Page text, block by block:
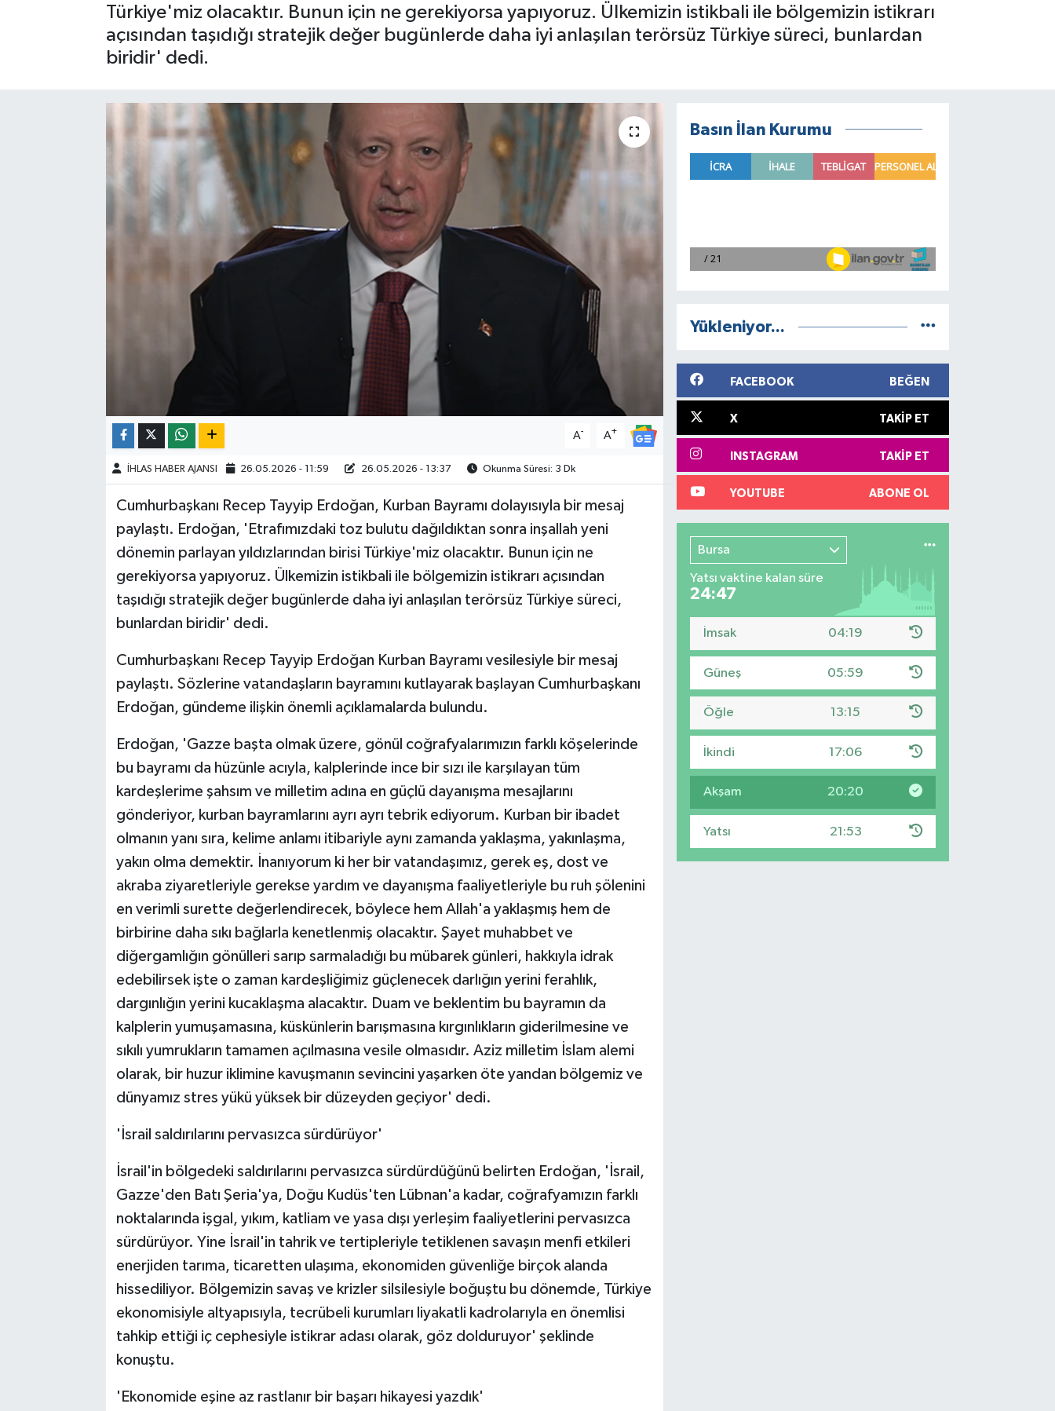
Türkiye'miz olacaktır. Bunun için ne gerekiyorsa yapıyoruz. Ülkemizin istikbali ile bölgemizin istikrarı
açısından taşıdığı stratejik değer bugünlerde daha iyi anlaşılan terörsüz Türkiye süreci, bunlardan
biridir' dedi.
A- A+
İHLAS HABER AJANSI 26.05.2026 - 11:59 26.05.2026 - 13:37 Okunma Süresi: 3 Dk
Cumhurbaşkanı Recep Tayyip Erdoğan, Kurban Bayramı dolayısıyla bir mesaj
paylaştı. Erdoğan, 'Etrafımızdaki toz bulutu dağıldıktan sonra inşallah yeni
dönemin parlayan yıldızlarından birisi Türkiye'miz olacaktır. Bunun için ne
gerekiyorsa yapıyoruz. Ülkemizin istikbali ile bölgemizin istikrarı açısından
taşıdığı stratejik değer bugünlerde daha iyi anlaşılan terörsüz Türkiye süreci,
bunlardan biridir' dedi.
Cumhurbaşkanı Recep Tayyip Erdoğan Kurban Bayramı vesilesiyle bir mesaj
paylaştı. Sözlerine vatandaşların bayramını kutlayarak başlayan Cumhurbaşkanı
Erdoğan, gündeme ilişkin önemli açıklamalarda bulundu.
Erdoğan, 'Gazze başta olmak üzere, gönül coğrafyalarımızın farklı köşelerinde
bu bayramı da hüzünle acıyla, kalplerinde ince bir sızı ile karşılayan tüm
kardeşlerime şahsım ve milletim adına en güçlü dayanışma mesajlarını
gönderiyor, kurban bayramlarını ayrı ayrı tebrik ediyorum. Kurban bir ibadet
olmanın yanı sıra, kelime anlamı itibariyle aynı zamanda yaklaşma, yakınlaşma,
yakın olma demektir. İnanıyorum ki her bir vatandaşımız, gerek eş, dost ve
akraba ziyaretleriyle gerekse yardım ve dayanışma faaliyetleriyle bu ruh şölenini
en verimli surette değerlendirecek, böylece hem Allah'a yaklaşmış hem de
birbirine daha sıkı bağlarla kenetlenmiş olacaktır. Şayet muhabbet ve
diğergamlığın gönülleri sarıp sarmaladığı bu mübarek günleri, hakkıyla idrak
edebilirsek işte o zaman kardeşliğimiz güçlenecek darlığın yerini ferahlık,
dargınlığın yerini kucaklaşma alacaktır. Duam ve beklentim bu bayramın da
kalplerin yumuşamasına, küskünlerin barışmasına kırgınlıkların giderilmesine ve
sıkılı yumrukların tamamen açılmasına vesile olmasıdır. Aziz milletim İslam alemi
olarak, bir huzur iklimine kavuşmanın sevincini yaşarken öte yandan bölgemiz ve
dünyamız stres yükü yüksek bir düzeyden geçiyor' dedi.
'İsrail saldırılarını pervasızca sürdürüyor'
İsrail'in bölgedeki saldırılarını pervasızca sürdürdüğünü belirten Erdoğan, 'İsrail,
Gazze'den Batı Şeria'ya, Doğu Kudüs'ten Lübnan'a kadar, coğrafyamızın farklı
noktalarında işgal, yıkım, katliam ve yasa dışı yerleşim faaliyetlerini pervasızca
sürdürüyor. Yine İsrail'in tahrik ve tertipleriyle tetiklenen savaşın menfi etkileri
enerjiden tarıma, ticaretten ulaşıma, ekonomiden güvenliğe birçok alanda
hissediliyor. Bölgemizin savaş ve krizler silsilesiyle boğuştu bu dönemde, Türkiye
ekonomisiyle altyapısıyla, tecrübeli kurumları liyakatli kadrolarıyla en önemlisi
tahkip ettiği iç cephesiyle istikrar adası olarak, göz dolduruyor' şeklinde
konuştu.
'Ekonomide eşine az rastlanır bir başarı hikayesi yazdık'
Basın İlan Kurumu
Yükleniyor...
FACEBOOK BEĞEN
X TAKIP ET
INSTAGRAM TAKIP ET
YOUTUBE ABONE OL
Bursa
Yatsı vaktine kalan süre
24:46
İmsak 04:19
Güneş 05:59
Öğle 13:15
İkindi 17:06
Akşam 20:20
Yatsı 21:53